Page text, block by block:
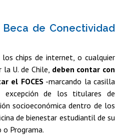
de Conectividad
chips de internet, o cualquier
U. de Chile, deben contar con
el FOCES-marcando la casilla
de los titulares de
socioeconómica dentro de los
de bienestar estudiantil de su
Programa.